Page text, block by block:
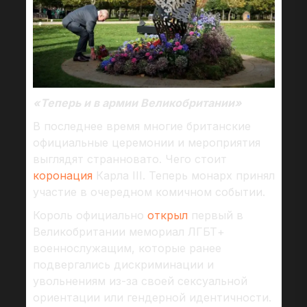
«Теперь и в армии Великобритании»
В последнее время многие британские
официальные церемонии и мероприятия
выглядят странновато. Чего стоит
коронация Карла III. Теперь монарх принял
участие в очередном комичном событии.
Король официально открыл первый в
Великобритании мемориал ЛГБТ+
военнослужащим, которые ранее
подвергались дискриминации и
увольнениям из-за своей сексуальной
ориентации или гендерной идентичности.